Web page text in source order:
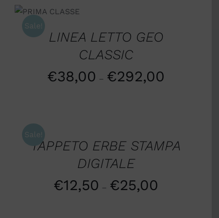
Sale!
SCEGLI
/
DETTAGLI
LINEA LETTO GEO
CLASSIC
€38,00 – €292,00
Sale!
DETTAGLI
TAPPETO ERBE STAMPA
DIGITALE
€12,50 – €25,00